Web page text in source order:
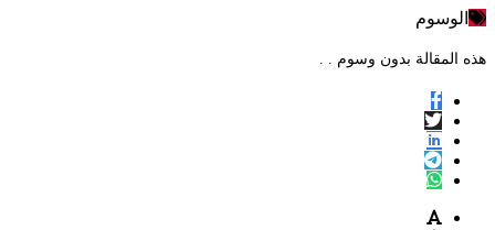
الوسوم
هذه المقالة بدون وسوم . .